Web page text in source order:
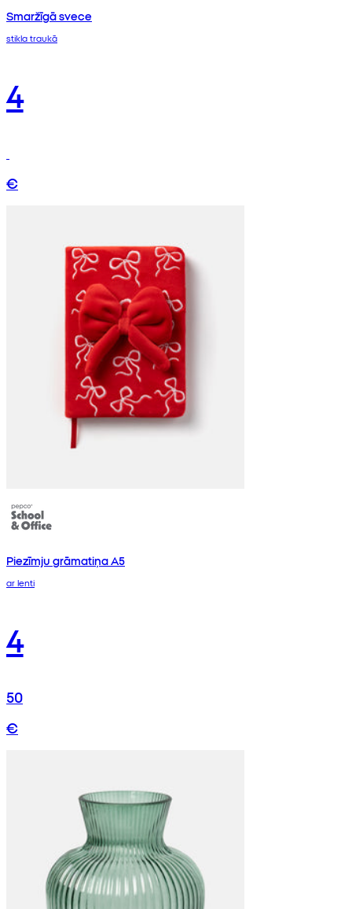
Smaržīgā svece
stikla traukā
4
€
Piezīmju grāmatiņa A5
ar lenti
4
50
€